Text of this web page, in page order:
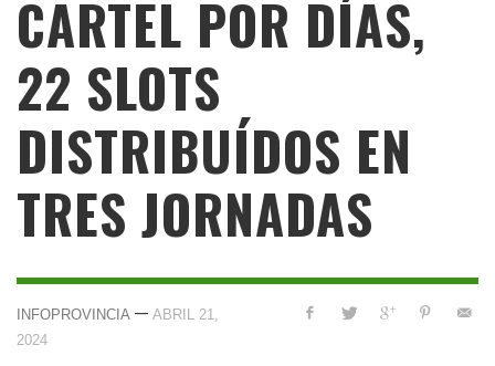
CARTEL POR DÍAS,
22 SLOTS
DISTRIBUÍDOS EN
TRES JORNADAS
INFOPROVINCIA — ABRIL 21,
2024